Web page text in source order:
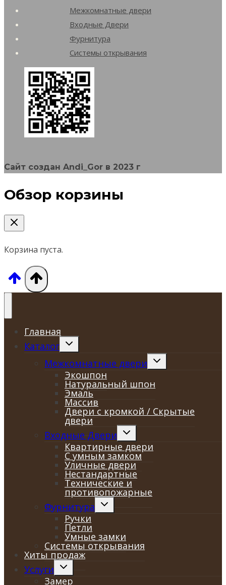
Межкомнатные двери
Входные Двери
Фурнитура
Системы открывания
Сайт создан Andi_Gor в 2023 г
Обзор корзины
Корзина пуста.
Главная
Каталог
Переключить
Межкомнатные двери
Переключить
Экошпон
Натуральный шпон
Эмаль
Массив
Двери с кромкой / Скрытые
двери
Входные Двери
Переключить
меню
Квартирные двери
С умным замком
Уличные двери
Нестандартные
Технические и
противопожарные
Фурнитура
Переключить
Ручки
Петли
Умные замки
Системы открывания
Хиты продаж
Услуги
Переключить
меню
Замер